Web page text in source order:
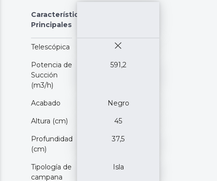
Características
Principales
Telescópica
Potencia de
Succión
(m3/h)
591,2
Acabado Negro
Altura (cm) 45
Profundidad
(cm)
37,5
Tipología de
campana
Isla